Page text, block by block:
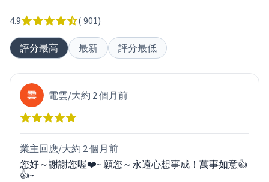
4.9 ( 901)
評分最高 最新 評分最低
電雲/大約 2 個月前
業主回應/大約 2 個月前
您好～謝謝您喔❤️~ 願您～永遠心想事成！萬事如意👍
👍~